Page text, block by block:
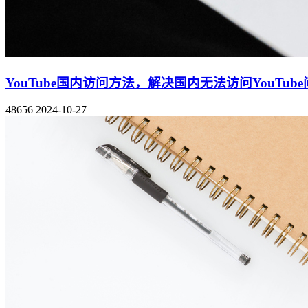
YouTube国内访问方法，解决国内无法访问YouTube
48656 2024-10-27